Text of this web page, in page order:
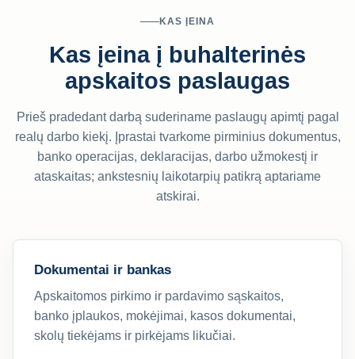
KAS ĮEINA
Kas įeina į buhalterinės
apskaitos paslaugas
Prieš pradedant darbą suderiname paslaugų apimtį pagal
realų darbo kiekį. Įprastai tvarkome pirminius dokumentus,
banko operacijas, deklaracijas, darbo užmokestį ir
ataskaitas; ankstesnių laikotarpių patikrą aptariame
atskirai.
Dokumentai ir bankas
Apskaitomos pirkimo ir pardavimo sąskaitos,
banko įplaukos, mokėjimai, kasos dokumentai,
skolų tiekėjams ir pirkėjams likučiai.